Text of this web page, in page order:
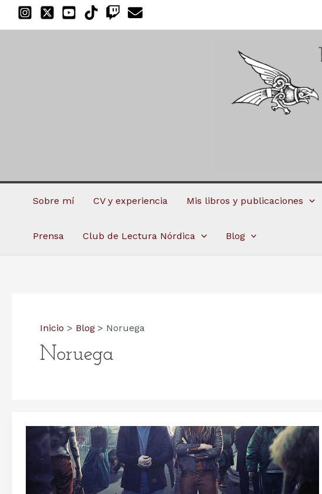
Sobre mí CV y experiencia Mis libros y publicaciones
Prensa Club de Lectura Nórdica Blog
Inicio Blog Noruega
Noruega